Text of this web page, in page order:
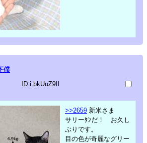
僕
ID:i.bkUuZ9II
>>2659 新米さま
サリーﾀﾝだ！ お久し
ぶりです。
目の色が奇麗なグリー